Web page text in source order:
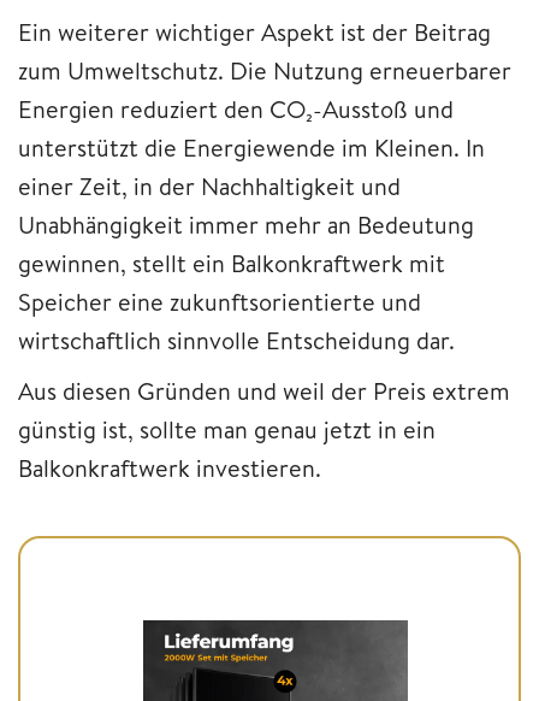
Ein weiterer wichtiger Aspekt ist der Beitrag
zum Umweltschutz. Die Nutzung erneuerbarer
Energien reduziert den CO₂-Ausstoß und
unterstützt die Energiewende im Kleinen. In
einer Zeit, in der Nachhaltigkeit und
Unabhängigkeit immer mehr an Bedeutung
gewinnen, stellt ein Balkonkraftwerk mit
Speicher eine zukunftsorientierte und
wirtschaftlich sinnvolle Entscheidung dar.
Aus diesen Gründen und weil der Preis extrem
günstig ist, sollte man genau jetzt in ein
Balkonkraftwerk investieren.